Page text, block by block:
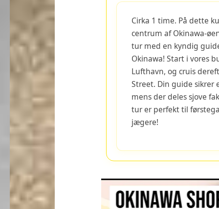
Cirka 1 time. På dette
centrum af Okinawa-
tur med en kyndig
Okinawa! Start i vores
Lufthavn, og cruis
Street. Din guide sikrer
mens der deles sjove
tur er perfekt til
jægere!